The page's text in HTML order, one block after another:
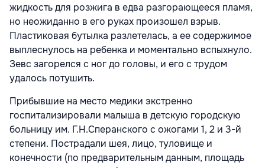
жидкость для розжига в едва разгорающееся пламя,
но неожиданно в его руках произошел взрыв.
Пластиковая бутылка разлетелась, а ее содержимое
выплеснулось на ребенка и моментально вспыхнуло.
Зевс загорелся с ног до головы, и его с трудом
удалось потушить.
Прибывшие на место медики экстренно
госпитализировали малыша в детскую городскую
больницу им. Г.Н.Сперанского с ожогами 1, 2 и 3-й
степени. Пострадали шея, лицо, туловище и
конечности (по предварительным данным, площадь